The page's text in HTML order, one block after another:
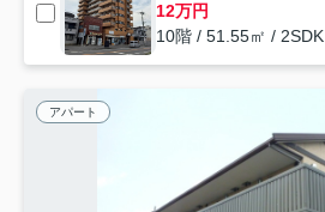
12万円
10階 / 51.55㎡ / 2SDK
アパート